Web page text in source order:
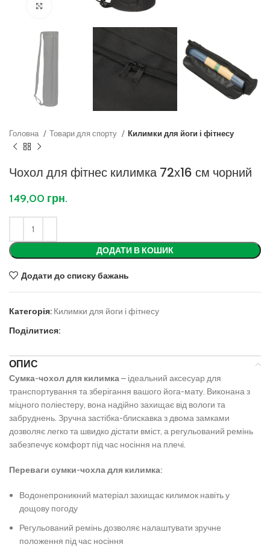
Клацніть, щоб збільшити
Головна Товари для спорту Килимки для йоги і фітнесу
Чохол для фітнес килимка 72х16 см чорний
149,00 грн.
ДОДАТИ В КОШИК
Додати до списку бажань
Категорія: Килимки для йоги і фітнесу
Поділитися:
ОПИС
Сумка-чохол для килимка– ідеальний аксесуар для
транспортування та зберігання вашого йога-мату. Виконана з
міцного поліестеру, вона надійно захищає від вологи та
забруднень. Зручна застібка-блискавка з двома замками
дозволяє легко та швидко дістати вміст, а регульований ремінь
забезпечує комфорт під час носіння на плечі.
Переваги сумки-чохла для килимка:
Водонепроникний матеріал захищає килимок навіть у
дощову погоду
Регульований ремінь дозволяє налаштувати зручне
положення під час носіння